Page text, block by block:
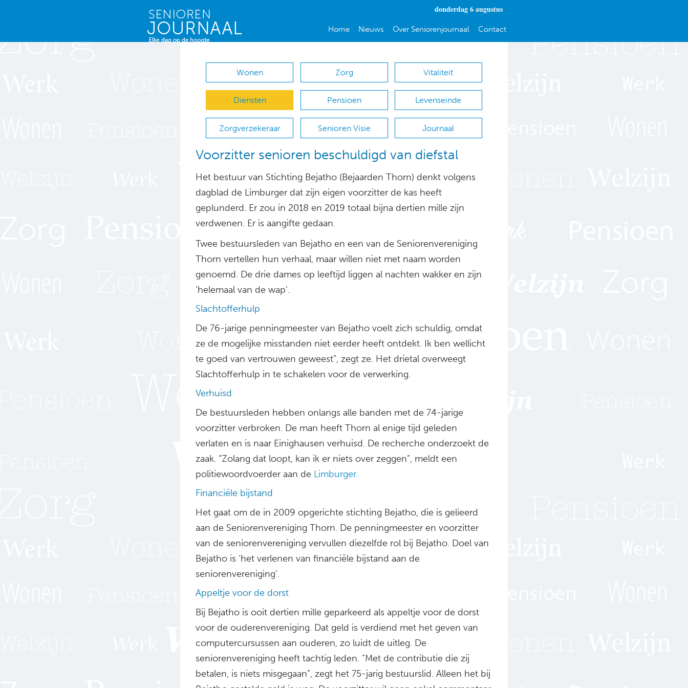
donderdag 6 augustus
Home Nieuws Over Seniorenjournaal Contact
Wonen Zorg Vitaliteit
Diensten Pensioen Levenseinde
Zorgverzekeraar Senioren Visie Journaal
Voorzitter senioren beschuldigd van diefstal
Het bestuur van Stichting Bejatho (Bejaarden Thorn) denkt volgens
dagblad de Limburger dat zijn eigen voorzitter de kas heeft
geplunderd. Er zou in 2018 en 2019 totaal bijna dertien mille zijn
verdwenen. Er is aangifte gedaan.
Twee bestuursleden van Bejatho en een van de Seniorenvereniging
Thorn vertellen hun verhaal, maar willen niet met naam worden
genoemd. De drie dames op leeftijd liggen al nachten wakker en zijn
‘helemaal van de wap’.
Slachtofferhulp
De 76-jarige penningmeester van Bejatho voelt zich schuldig, omdat
ze de mogelijke misstanden niet eerder heeft ontdekt. Ik ben wellicht
te goed van vertrouwen geweest”, zegt ze. Het drietal overweegt
Slachtofferhulp in te schakelen voor de verwerking.
Verhuisd
De bestuursleden hebben onlangs alle banden met de 74-jarige
voorzitter verbroken. De man heeft Thorn al enige tijd geleden
verlaten en is naar Einighausen verhuisd. De recherche onderzoekt de
zaak. “Zolang dat loopt, kan ik er niets over zeggen”, meldt een
politiewoordvoerder aan de Limburger.
Financiële bijstand
Het gaat om de in 2009 opgerichte stichting Bejatho, die is gelieerd
aan de Seniorenvereniging Thorn. De penningmeester en voorzitter
van de seniorenvereniging vervullen diezelfde rol bij Bejatho. Doel van
Bejatho is ‘het verlenen van financiële bijstand aan de
seniorenvereniging’.
Appeltje voor de dorst
Bij Bejatho is ooit dertien mille geparkeerd als appeltje voor de dorst
voor de ouderenvereniging. Dat geld is verdiend met het geven van
computercursussen aan ouderen, zo luidt de uitleg. De
seniorenvereniging heeft tachtig leden. “Met de contributie die zij
betalen, is niets misgegaan”, zegt het 75-jarig bestuurslid. Alleen het bij